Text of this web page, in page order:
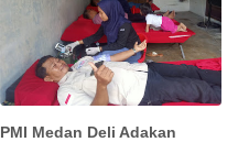
PMI Medan Deli Adakan